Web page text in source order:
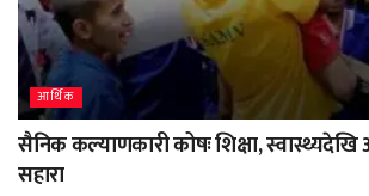
आर्थिक
सैनिक कल्याणकारी कोषः शिक्षा,
सहारा